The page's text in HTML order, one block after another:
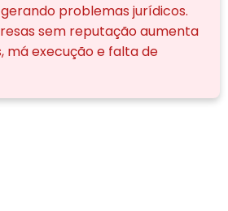
problemas jurídicos.
sem reputação aumenta
má execução e falta de